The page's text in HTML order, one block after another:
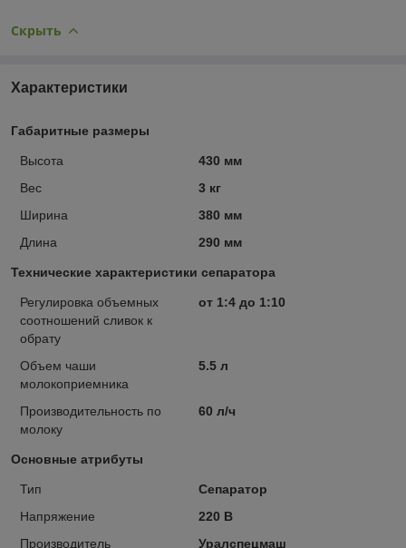
Скрыть
Характеристики
Габаритные размеры
Высота
430 мм
Вес
3 кг
Ширина
380 мм
Длина
290 мм
Технические характеристики сепаратора
Регулировка объемных
соотношений сливок к
обpату
от 1:4 до 1:10
Объем чаши
молокоприемника
5.5 л
Производительность по
молоку
60 л/ч
Основные атрибуты
Тип
Сепаратор
Напряжение
220 В
Производитель
Уралспецмаш